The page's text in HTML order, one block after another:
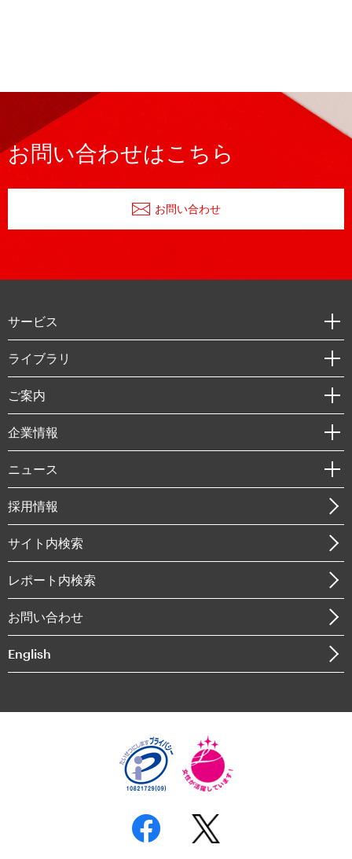
お問い合わせはこちら
お問い合わせ
サービス
経営戦略
組織・人事戦略
デジタルイノベーション
共生・ダイバーシティ
GRC（ガバナンス・リスク・コンプライアンス）・防災（政策）
経済・産業・雇用・労働
まちづくり・観光・交通・スポーツ・スマートシティ
自然資源・農林水産業・食料システム
ライブラリ
経済調査
レポート
コラム
経営用語集
受託・受注実績（官公庁関連）
メディア掲載・出演
ご案内
セミナー・イベント情報
MUFGビジネスセミナー
受託案件情報
調査協力のお願い
企業情報
私たちの想い
社長メッセージ
会社概要
沿革
組織図・本部部室紹介
インドネシア現地法人
個人情報保護方針
反社会的勢力に対する基本方針
ニュース
ニュースリリース
お知らせ
採用情報
サイト内検索
レポート内検索
お問い合わせ
English